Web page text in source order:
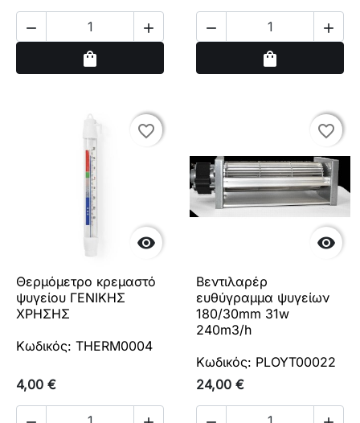
 
shopping_bag
 
shopping_bag

favorite_border
favorite_border
Θερμόμετρο κρεμαστό
ψυγείου ΓΕΝΙΚΗΣ
ΧΡΗΣΗΣ
Κωδικός: THERM0004
4,00 €

favorite_border
favorite_border
Βεντιλαρέρ
ευθύγραμμα ψυγείων
180/30mm 31w
240m3/h
Κωδικός: PLOYT00022
24,00 €